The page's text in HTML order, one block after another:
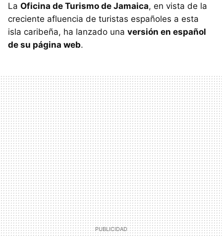
La Oficina de Turismo de Jamaica, en vista de la
creciente afluencia de turistas españoles a esta
isla caribeña, ha lanzado una versión en español
de su página web.